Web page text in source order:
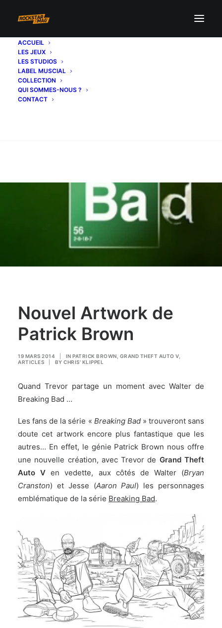
ACCUEIL
LES JEUX
LES STUDIOS
LABEL MUSCIAL
COLLECTION
QUI SOMMES-NOUS ?
CONTACT
Nouvel Artwork de
Patrick Brown
19 MARS 2014 IN PATRICK BROWN GRAND THEFT AUTO V,
ARTICLES
BY CHRIS' KLIPPEL
Quand Trevor partage un moment avec Walter de
Breaking Bad …
Les fans de la série « Breaking Bad» trouveront sans
doute cet artwork encore plus fantastique que les
autres… En effet, le génie Patrick Brown nous offre
une nouvelle création, avec Trevor de Grand Theft
Auto V en vedette, aux côtés de Walter (Bryan
Cranston) et Jesse (Aaron Paul) les personnages
emblématique de la série Breaking Bad.